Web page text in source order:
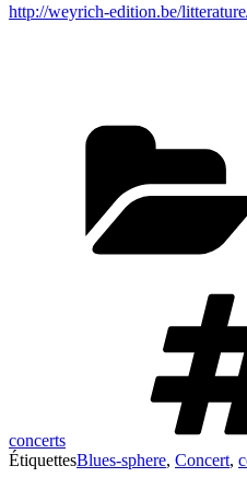
http://weyrich-edition.be/
concerts
ÉtiquettesBlues-sphere, Concert,